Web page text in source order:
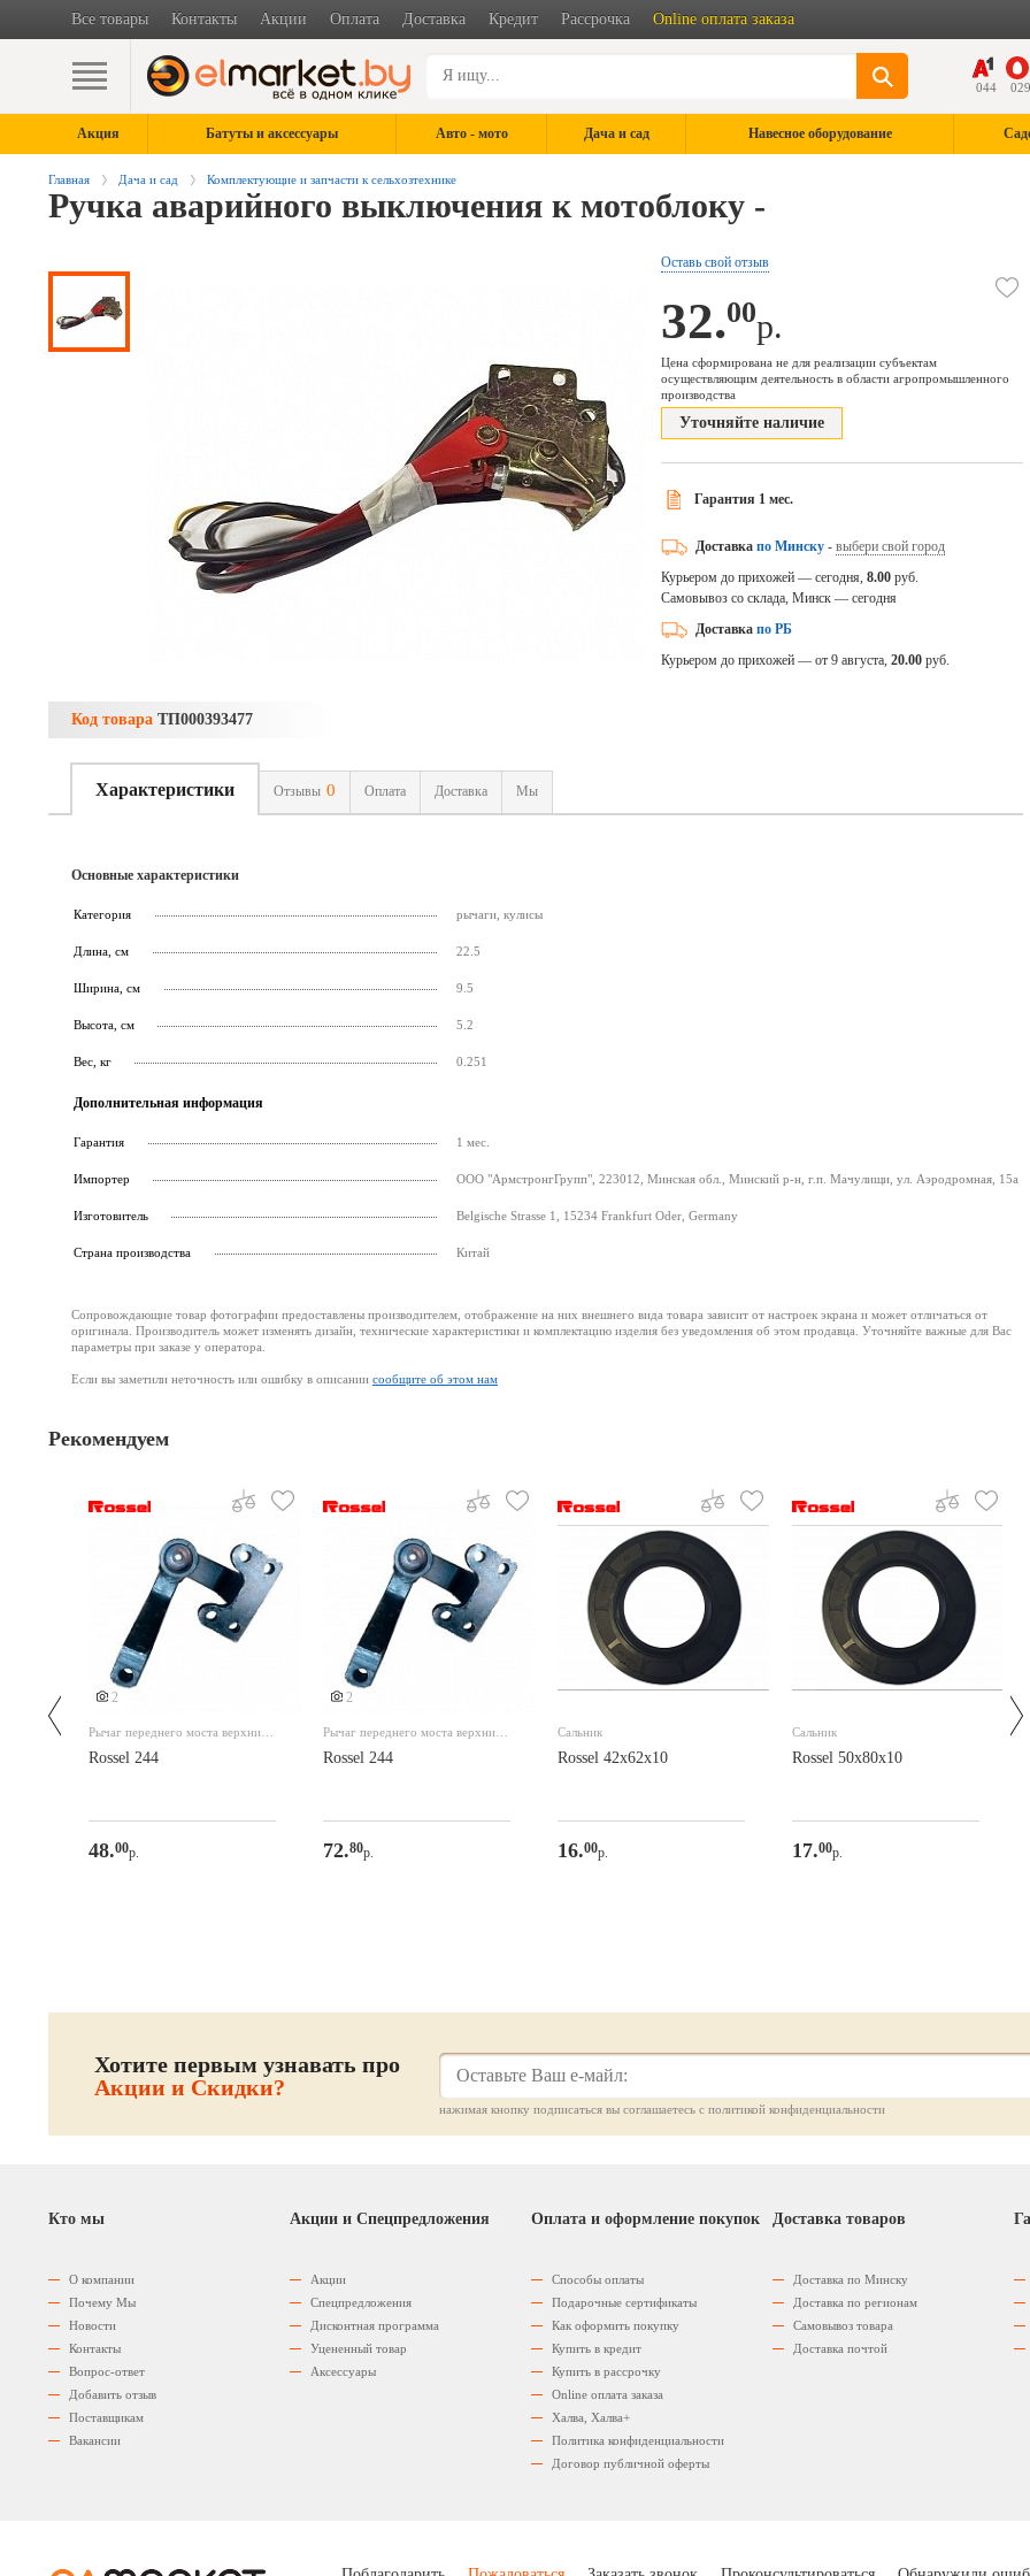
Все товары Контакты Акции Оплата Доставка Кредит Рассрочка Online оплата заказа
044 029
Акция Батуты и аксессуары Авто - мото Дача и сад Навесное оборудование
Главная Дача и сад Комплектующие и запчасти к сельхозтехнике
Ручка аварийного выключения к мотоблоку -
Оставь свой отзыв
32.00р.
Цена сформирована не для реализации субъектам
осуществляющим деятельность в области агропромышленного
производства
Уточняйте наличие
Гарантия 1 мес.
Доставка по Минску- выбери свой город
Курьером до прихожей — сегодня, 8.00 руб.
Самовывоз со склада, Минск — сегодня
Доставка по РБ
Курьером до прихожей — от 9 августа, 20.00 руб.
Код товара ТП000393477
Характеристики Отзывы 0 Оплата Доставка Мы
Основные характеристики
Категория рычаги, кулисы
Длина, см 22.5
Ширина, см 9.5
Высота, см 5.2
Вес, кг 0.251
Дополнительная информация
Гарантия 1 мес.
Импортер ООО "АрмстронгГрупп", 223012, Минская обл., Минский р-н, г.п. Мачулищи, ул. Аэродромная, 15а
Изготовитель Belgische Strasse 1, 15234 Frankfurt Oder, Germany
Страна производства Китай
Сопровождающие товар фотографии предоставлены производителем, отображение на них внешнего вида товара зависит от настроек экрана и может отличаться от
оригинала. Производитель может изменять дизайн, технические характеристики и комплектацию изделия без уведомления об этом продавца. Уточняйте важные для Вас
параметры при заказе у оператора.
Если вы заметили неточность или ошибку в описании сообщите об этом нам
Рекомендуем
2
Рычаг переднего моста верхний
Rossel 244
48.00р.
2
Рычаг переднего моста верхний
Rossel 244
72.80р.
Сальник
Rossel 42х62х10
16.00р.
Сальник
Rossel 50х80х10
17.00р.
Хотите первым узнавать про
Акции и Скидки?
нажимая кнопку подписаться вы соглашаетесь с политикой конфиденциальности
Кто мы
О компании
Почему Мы
Новости
Контакты
Вопрос-ответ
Добавить отзыв
Поставщикам
Вакансии
Акции и Спецпредложения
Акции
Спецпредложения
Дисконтная программа
Уцененный товар
Аксессуары
Оплата и оформление покупок
Способы оплаты
Подарочные сертификаты
Как оформить покупку
Купить в кредит
Купить в рассрочку
Оnline оплата заказа
Халва, Халва+
Политика конфиденциальности
Договор публичной оферты
Доставка товаров
Доставка по Минску
Доставка по регионам
Самовывоз товара
Доставка почтой